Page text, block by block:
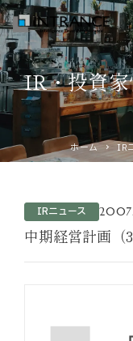
トップ
企業情報
運営ホテル
サステナビリティ
IR・投資
ホーム IR
IRニュース
中期経営計画